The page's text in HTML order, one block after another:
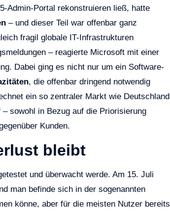
Admin-Portal rekonstruieren ließ, hatte
– und dieser Teil war offenbar ganz
fragil globale IT-Infrastrukturen
– reagierte Microsoft mit einer
Dabei ging es nicht nur um ein Software-
, die offenbar dringend notwendig
ein so zentraler Markt wie Deutschland
sowohl in Bezug auf die Priorisierung
Kunden.
bleibt
und überwacht werde. Am 15. Juli
man befinde sich in der sogenannten
könne, aber für die meisten Nutzer bereits